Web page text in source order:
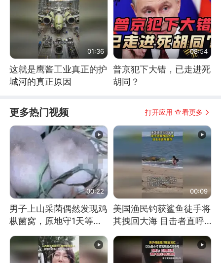
01:36
这就是鹰酱工业真正的护
城河的真正原因
08:54
普京犯下大错，已走进死
胡同？
更多热门视频 打开应用 查看更多
00:22
男子上山采菌偶然发现鸡
枞菌窝，原地守1天等它
00:09
美国渔民钓获鲨鱼徒手将
其拽回大海 目击者直呼
消息）